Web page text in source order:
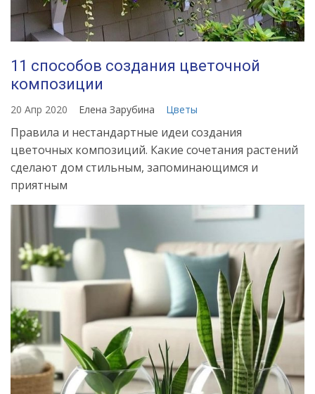
11 способов создания цветочной
композиции
20 Апр 2020 Елена Зарубина Цветы
Правила и нестандартные идеи создания
цветочных композиций. Какие сочетания растений
сделают дом стильным, запоминающимся и
приятным